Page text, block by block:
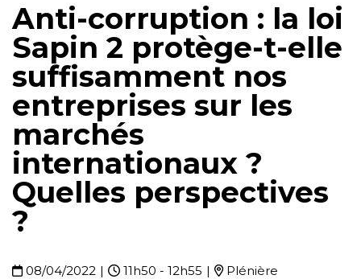
Anti-corruption : la loi
Sapin 2 protège-t-elle
suffisamment nos
entreprises sur les
marchés
internationaux ?
Quelles perspectives
?
08/04/2022 | 11h50 - 12h55 | Plénière